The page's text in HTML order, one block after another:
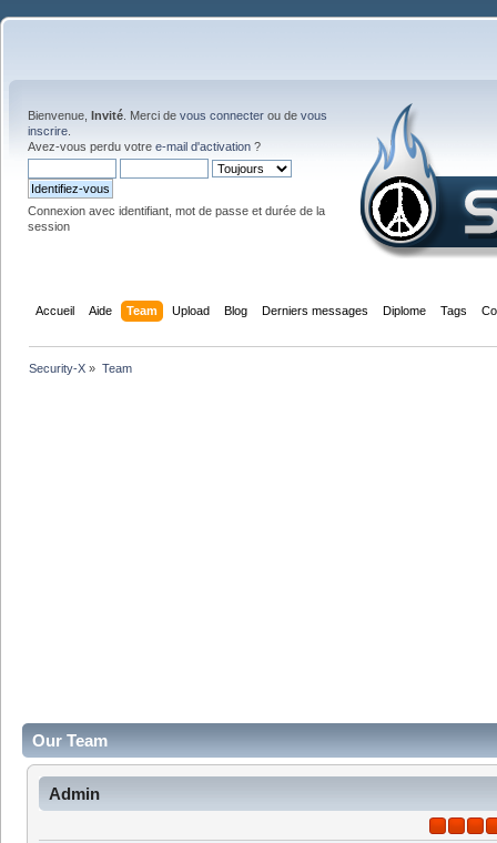
Bienvenue, Invité . Merci de vous connecter ou de vous
inscrire
Avez-vous perdu votre e-mail d'activation ?
Connexion avec identifiant, mot de passe et durée de la
session
Accueil Aide Team Upload Blog Derniers messages Diplome Tags
Security-X » Team
Our Team
Admin